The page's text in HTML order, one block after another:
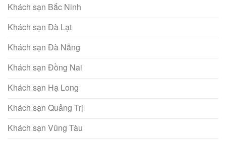
Khách sạn Bắc Ninh
Khách sạn Đà Lạt
Khách sạn Đà Nẵng
Khách sạn Đồng Nai
Khách sạn Hạ Long
Khách sạn Quảng Trị
Khách sạn Vũng Tàu